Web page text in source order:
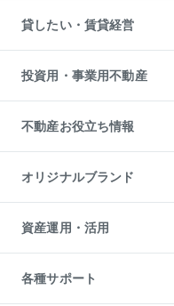
不動産購入の流れ
注目キーワード物件特集
購入ガイド
English 繁体中文簡体中文
不動産査定について
不動産売却の流れ
不動産買換えの流れ
売却ガイド
オフィス・店舗の賃貸
借りるときの流れ
借りるガイド
貸したい・賃貸経営
マンション賃料データ
賃貸管理プラン
リロケーションについて
貸すガイド
投資用・事業用不動産
事業用不動産
マンション投資
投資用マンション
アパート経営
収益物件
ビル購入（ビル一棟）
投資用不動産の売却査定
事業用不動産の売却査定
不動産お役立ち情報
マンションライブラリー
人気マンションランキング
暮らしに役立つ不動産メディア
不動産相場・不動産価格情報
不動産コラム・ニュース
不動産用語集
不動産なんでもネット相談室
住まいの税金
オリジナルブランド
一棟リノベーションマンション
L`GENTE（ルジェンテ）
区分リノベーションマンション
投資用一棟レジデンスWELL
資産運用・活用
不動産M&A
アセットマネジメント・出資
各種サポート